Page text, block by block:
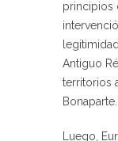
principios
Antiguo
territorios
Bonaparte.
Luego,